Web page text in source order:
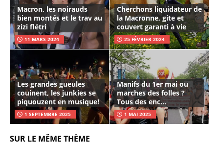
Macron, les noirauds
bien montés et le trav au
zizi flétri
11 MARS 2024
Cherchons liquidateur de
la Macronne, gite et
couvert garanti à vie
25 FÉVRIER 2024
Les grandes gueules
couinent, les junkies se
piquouzent en musique!
1 SEPTEMBRE 2025
Manifs du 1er mai ou
marches des folles ?
Tous des enc…
1 MAI 2025
SUR LE MÊME THÈME